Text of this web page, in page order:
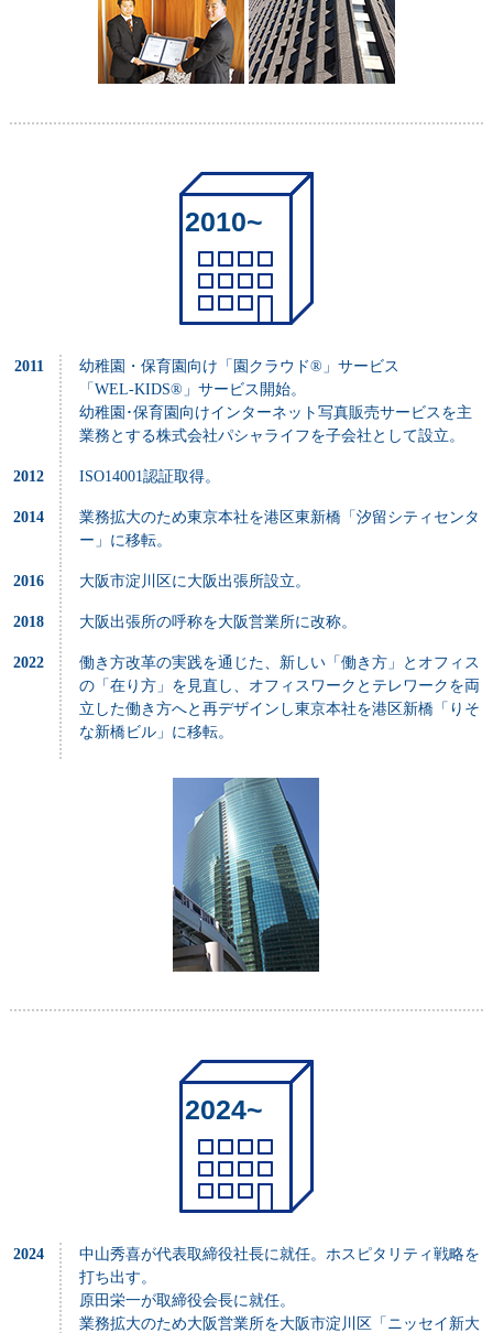
2010~
2011
幼稚園・保育園向け「園クラウド®」サービス
「WEL-KIDS®」サービス開始。
幼稚園･保育園向けインターネット写真販売サービスを主
業務とする株式会社パシャライフを子会社として設立。
2012 ISO14001認証取得。
2014
業務拡大のため東京本社を港区東新橋「汐留シティセンタ
ー」に移転。
2016 大阪市淀川区に大阪出張所設立。
2018 大阪出張所の呼称を大阪営業所に改称。
2022
働き方改革の実践を通じた、新しい「働き方」とオフィス
の「在り方」を見直し、オフィスワークとテレワークを両
立した働き方へと再デザインし東京本社を港区新橋「りそ
な新橋ビル」に移転。
2024~
2024
中山秀喜が代表取締役社長に就任。ホスピタリティ戦略を
打ち出す。
原田栄一が取締役会長に就任。
業務拡大のため大阪営業所を大阪市淀川区「ニッセイ新大